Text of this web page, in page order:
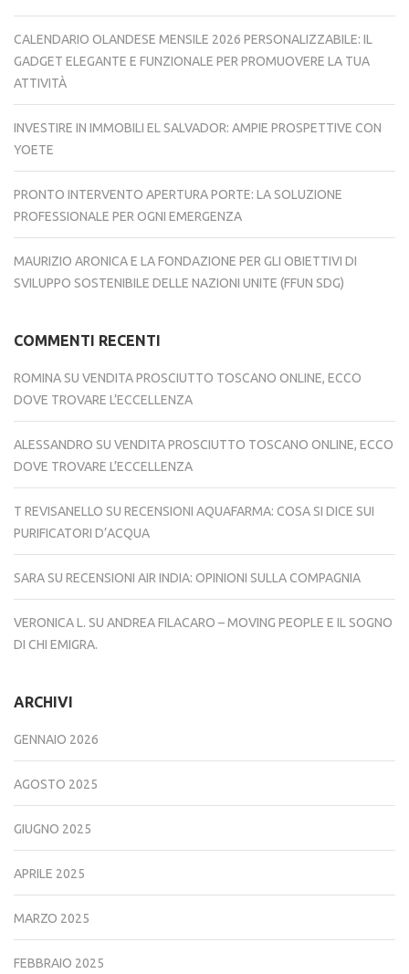
CALENDARIO OLANDESE MENSILE 2026 PERSONALIZZABILE: IL
GADGET ELEGANTE E FUNZIONALE PER PROMUOVERE LA TUA
ATTIVITÀ
INVESTIRE IN IMMOBILI EL SALVADOR: AMPIE PROSPETTIVE CON
YOETE
PRONTO INTERVENTO APERTURA PORTE: LA SOLUZIONE
PROFESSIONALE PER OGNI EMERGENZA
MAURIZIO ARONICA E LA FONDAZIONE PER GLI OBIETTIVI DI
SVILUPPO SOSTENIBILE DELLE NAZIONI UNITE (FFUN SDG)
COMMENTI RECENTI
ROMINA SU VENDITA PROSCIUTTO TOSCANO ONLINE, ECCO
DOVE TROVARE L’ECCELLENZA
ALESSANDRO SU VENDITA PROSCIUTTO TOSCANO ONLINE, ECCO
DOVE TROVARE L’ECCELLENZA
T REVISANELLO SU RECENSIONI AQUAFARMA: COSA SI DICE SUI
PURIFICATORI D’ACQUA
SARA SU RECENSIONI AIR INDIA: OPINIONI SULLA COMPAGNIA
VERONICA L. SU ANDREA FILACARO – MOVING PEOPLE E IL SOGNO
DI CHI EMIGRA.
ARCHIVI
GENNAIO 2026
AGOSTO 2025
GIUGNO 2025
APRILE 2025
MARZO 2025
FEBBRAIO 2025